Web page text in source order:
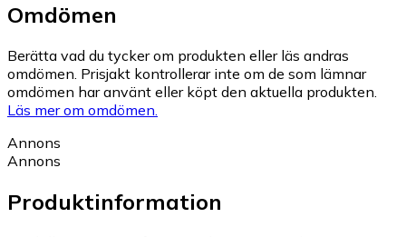
Omdömen
Berätta vad du tycker om produkten eller läs andras
omdömen. Prisjakt kontrollerar inte om de som lämnar
omdömen har använt eller köpt den aktuella produkten.
Läs mer om omdömen.
Annons
Annons
Produktinformation